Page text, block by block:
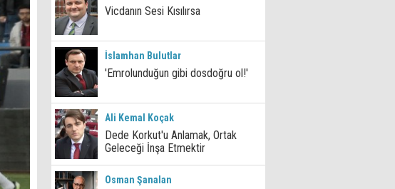
Vicdanın Sesi Kısılırsa
İslamhan Bulutlar
'Emrolunduğun gibi dosdoğru ol!'
Ali Kemal Koçak
Dede Korkut'u Anlamak, Ortak
Geleceği İnşa Etmektir
Osman Şanalan